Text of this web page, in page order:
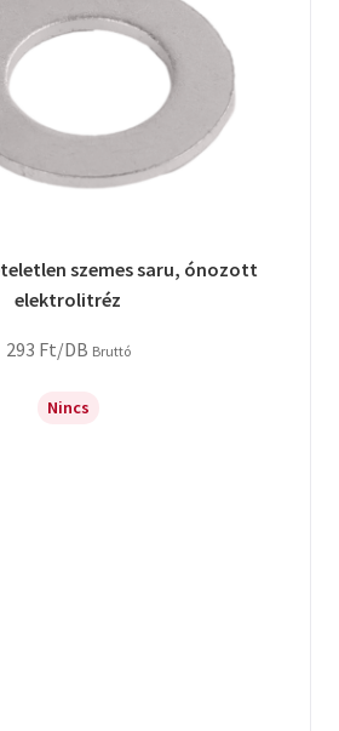
szemes saru, ónozott
elektrolitréz
293 Ft/DB Bruttó
Nincs